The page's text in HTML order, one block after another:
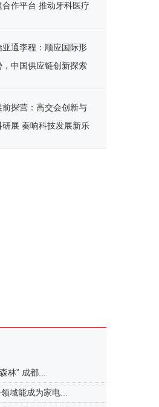
合作平台 推动牙科医疗
亚通李程：顺应国际形
，中国供应链创新探索
前探营：高交会创新与
研展 奏响科技发展新乐
林” 成都...
域能成为家电...